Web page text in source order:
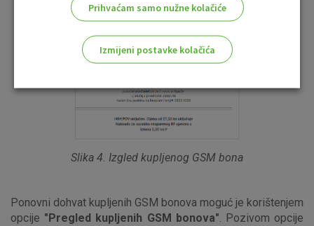
Slika 4. Izgled kupljenog GSM bona
Ponovni dohvat kupljenih GSM bonova moguć je korištenjem
opcije "Pregled kupljenih GSM bonova". Pozivom opcije
Prihvaćam samo nužne kolačiće
Izmijeni postavke kolačića